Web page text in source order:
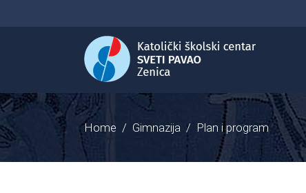
Home / Gimnazija / Plan i program